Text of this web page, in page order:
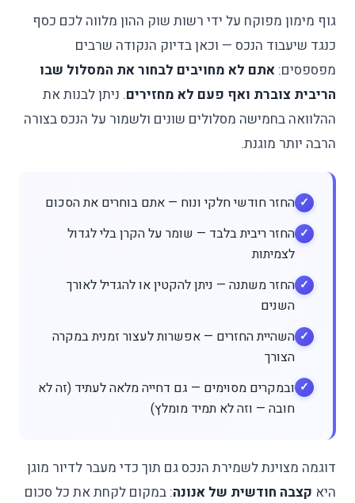
גוף מימון מפוקח על ידי רשות שוק ההון מלווה לכם כסף
כנגד שיעבוד הנכס — וכאן בדיוק הנקודה שרבים
מפספסים: אתם לא מחויבים לבחור את המסלול שבו
הריבית צוברת ואף פעם לא מחזירים. ניתן לבנות את
ההלוואה בחמישה מסלולים שונים ולשמור על הנכס בצורה
הרבה יותר מוגנת.
החזר חודשי חלקי ונוח — אתם בוחרים את הסכום
החזר ריבית בלבד — שומר על הקרן בלי לגדול
לצמיתות
החזר משתנה — ניתן להקטין או להגדיל לאורך
השנים
השהיית החזרים — אפשרות לעצור זמנית במקרה
הצורך
ובמקרים מסוימים — גם דחייה מלאה לעתיד (זה לא
חובה — וזה לא תמיד מומלץ)
דוגמה מצוינת לשמירת הנכס גם תוך כדי מעבר לדיור מוגן
היא קצבה חודשית של אנונה: במקום לקחת את כל סכום